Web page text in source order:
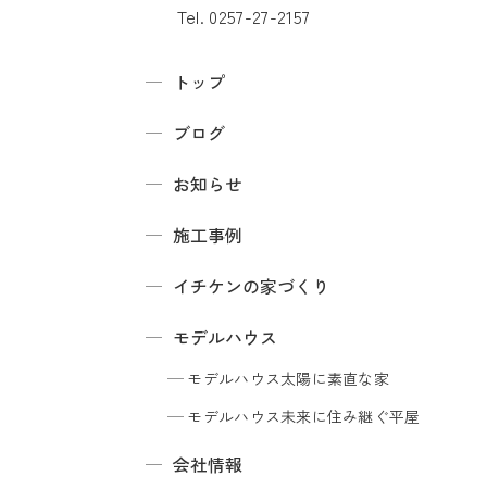
Tel. 0257-27-2157
トップ
ブログ
お知らせ
施工事例
イチケンの家づくり
モデルハウス
モデルハウス太陽に素直な家
モデルハウス未来に住み継ぐ平屋
会社情報